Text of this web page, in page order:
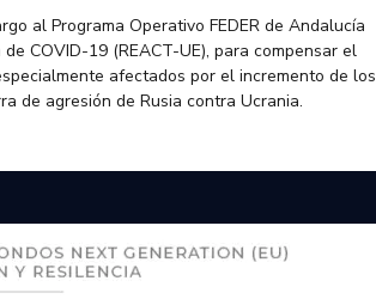
al Programa Operativo FEDER de Andalucía
COVID-19 (REACT-UE), para compensar el
afectados por el incremento de los
de agresión de Rusia contra Ucrania.